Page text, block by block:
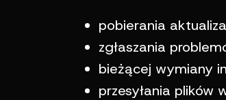
pobierania
zgłaszania
bieżącej wymiany
przesyłania plików